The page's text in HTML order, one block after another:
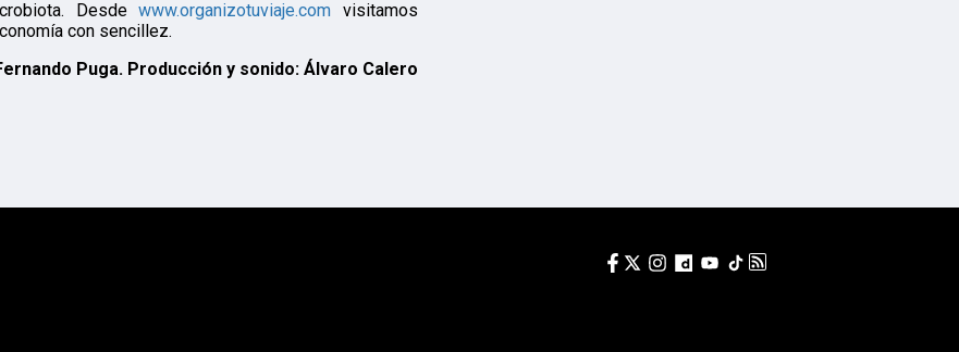
Desdewww.organizotuviaje.com visitamos
con sencillez.
Puga. Producción y sonido: Álvaro Calero